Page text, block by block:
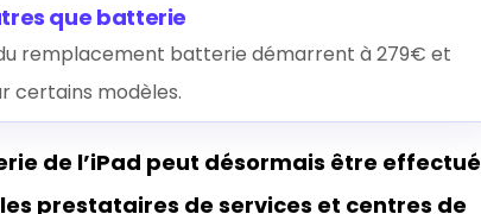
que batterie
remplacement batterie démarrent à 279€ et
certains modèles.
de l’iPad peut désormais être effectué
prestataires de services et centres de